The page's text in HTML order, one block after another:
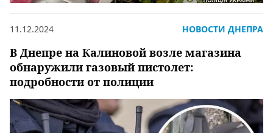
В Днепре на Калиновой возле магазина
обнаружили газовый пистолет:
подробности от полиции
11.12.2024 НОВОСТИ ДНЕПРА